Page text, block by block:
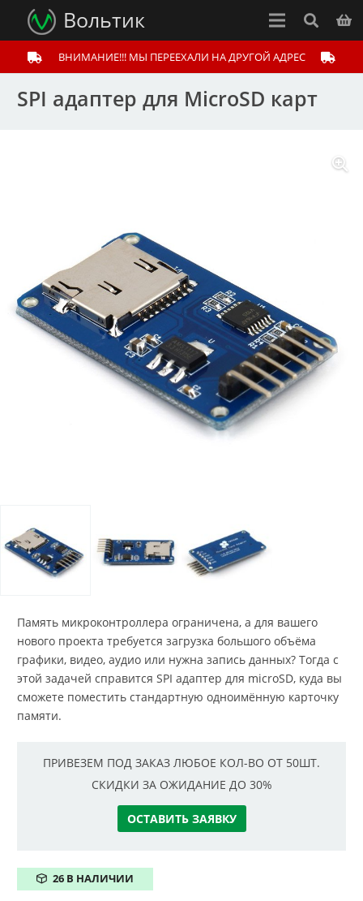
Вольтик
ВНИМАНИЕ!!! МЫ ПЕРЕЕХАЛИ НА ДРУГОЙ АДРЕС
SPI адаптер для MicroSD карт
Память микроконтроллера ограничена, а для вашего
нового проекта требуется загрузка большого объёма
графики, видео, аудио или нужна запись данных? Тогда с
этой задачей справится SPI адаптер для microSD, куда вы
сможете поместить стандартную одноимённую карточку
памяти.
ПРИВЕЗЕМ ПОД ЗАКАЗ ЛЮБОЕ КОЛ-ВО ОТ 50ШТ.
СКИДКИ ЗА ОЖИДАНИЕ ДО 30%
ОСТАВИТЬ ЗАЯВКУ
26 В НАЛИЧИИ